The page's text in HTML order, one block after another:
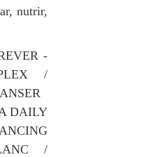
nutrir,
-
/
DAILY
/